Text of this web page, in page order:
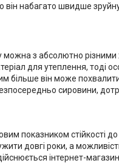
він набагато швидше
з абсолютно різними
для утеплення, тоді
більше він може
сировини,
показником стійкості до
довгі роки, а
інтернет-